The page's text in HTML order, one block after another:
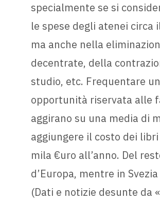
specialmente se si
le spese degli atenei circa
ma anche nella
decentrate, della
studio, etc. Frequentare
opportunità riservata alle
aggirano su una media di
aggiungere il costo dei
mila €uro all’anno. Del
d’Europa, mentre in
(Dati e notizie desunte da